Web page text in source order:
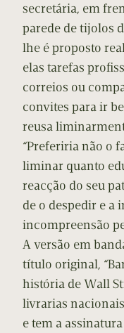
secretária, em
parede de tijolos
lhe é proposto
elas tarefas
correios ou
convites para ir
reusa
“Preferiria não o
liminar quanto
reacção do seu
de o despedir e a
incompreensão
A versão em
título original,
história de Wall
livrarias
e tem a